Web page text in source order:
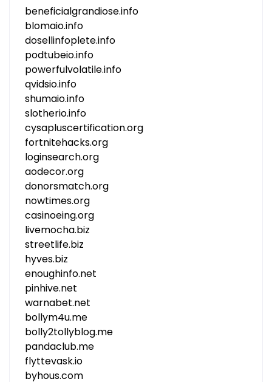
beneficialgrandiose.info
blomaio.info
dosellinfoplete.info
podtubeio.info
powerfulvolatile.info
qvidsio.info
shumaio.info
slotherio.info
cysapluscertification.org
fortnitehacks.org
loginsearch.org
aodecor.org
donorsmatch.org
nowtimes.org
casinoeing.org
livemocha.biz
streetlife.biz
hyves.biz
enoughinfo.net
pinhive.net
warnabet.net
bollym4u.me
bolly2tollyblog.me
pandaclub.me
flyttevask.io
byhous.com